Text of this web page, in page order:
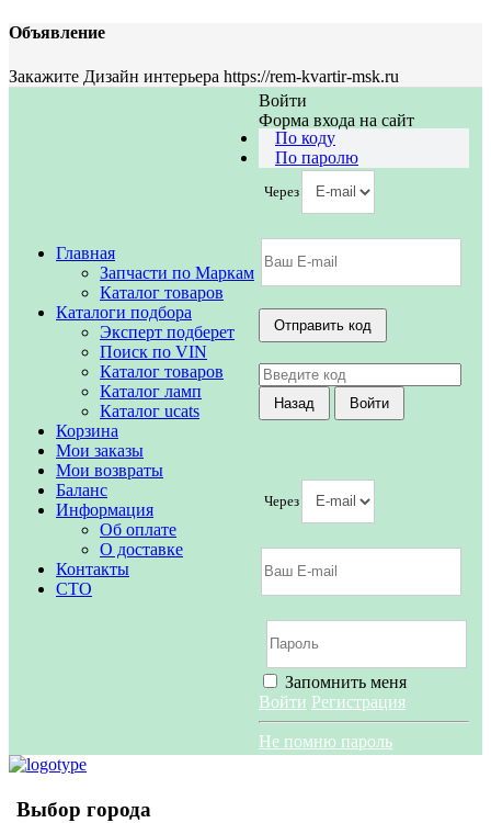
Объявление
Закажите Дизайн интерьера https://rem-kvartir-msk.ru
Главная
Запчасти по Маркам
Каталог товаров
Каталоги подбора
Эксперт подберет
Поиск по VIN
Каталог товаров
Каталог ламп
Каталог ucats
Корзина
Мои заказы
Мои возвраты
Баланс
Информация
Об оплате
О доставке
Контакты
СТО
Войти
Форма входа на сайт
По коду
По паролю
Через
Через
Запомнить меня
Войти Регистрация
Не помню пароль
Выбор города